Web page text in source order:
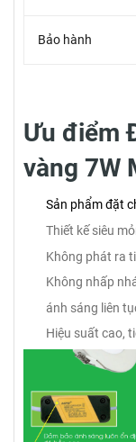
Bảo hành
Ưu điểm
vàng 7W
Sản phẩm đặt
Thiết kế siêu
Không phát ra
Không nhấp
ánh sáng liên
Hiệu suất cao,